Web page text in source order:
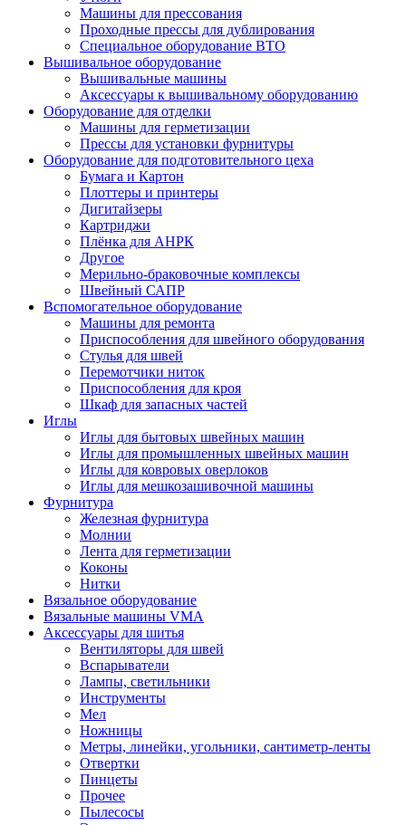
Машины для прессования
Проходные прессы для дублирования
Специальное оборудование ВТО
Вышивальное оборудование
Вышивальные машины
Аксессуары к вышивальному оборудованию
Оборудование для отделки
Машины для герметизации
Прессы для установки фурнитуры
Оборудование для подготовительного цеха
Бумага и Картон
Плоттеры и принтеры
Дигитайзеры
Картриджи
Плёнка для АНРК
Другое
Мерильно-браковочные комплексы
Швейный САПР
Вспомогательное оборудование
Машины для ремонта
Приспособления для швейного оборудования
Стулья для швей
Перемотчики ниток
Приспособления для кроя
Шкаф для запасных частей
Иглы
Иглы для бытовых швейных машин
Иглы для промышленных швейных машин
Иглы для ковровых оверлоков
Иглы для мешкозашивочной машины
Фурнитура
Железная фурнитура
Молнии
Лента для герметизации
Коконы
Нитки
Вязальное оборудование
Вязальные машины VMA
Аксессуары для шитья
Вентиляторы для швей
Вспарыватели
Лампы, светильники
Инструменты
Мел
Ножницы
Метры, линейки, угольники, сантиметр-ленты
Отвертки
Пинцеты
Прочее
Пылесосы